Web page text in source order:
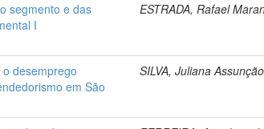
segmento e das
I
ESTRADA, Rafael
desemprego
em São
SILVA, Juliana Assunção